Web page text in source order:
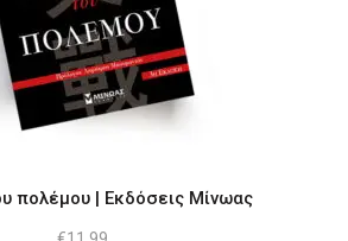
πολέμου | Εκδόσεις Μίνωας